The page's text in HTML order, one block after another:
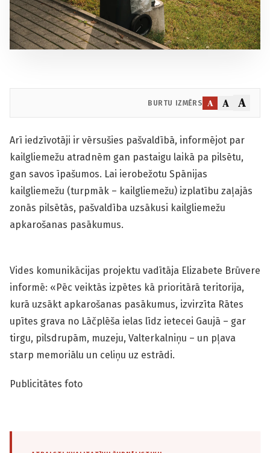
BURTU IZMĒRS A A A
Arī iedzīvotāji ir vērsušies pašvaldībā, informējot par
kailgliemežu atradnēm gan pastaigu laikā pa pilsētu,
gan savos īpašumos. Lai ierobežotu Spānijas
kailgliemežu (turpmāk – kailgliemežu) izplatību zaļajās
zonās pilsētās, pašvaldība uzsākusi kailgliemežu
apkarošanas pasākumus.
Vides komunikācijas projektu vadītāja Elizabete Brūvere
informē: «Pēc veiktās izpētes kā prioritārā teritorija,
kurā uzsākt apkarošanas pasākumus, izvirzīta Rātes
upītes grava no Lāčplēša ielas līdz ietecei Gaujā – gar
tirgu, pilsdrupām, muzeju, Valterkalniņu – un pļava
starp memoriālu un celiņu uz estrādi.
Publicitātes foto